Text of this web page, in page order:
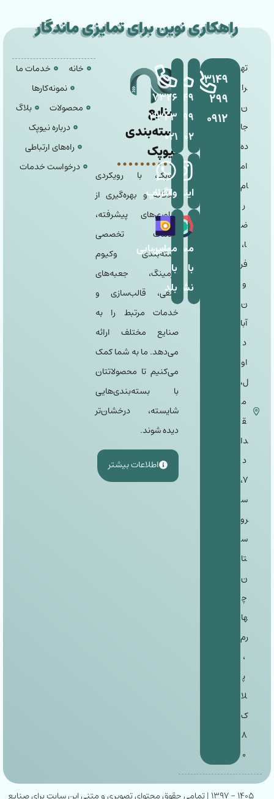
راهکاری نوین برای تمایزی ماندگار
صنایع
بسته‌بندی
نیوپک
نیوپک، با رویکردی
خلاقانه و بهره‌گیری از
فناوری‌های پیشرفته،
خدمات تخصصی
بسته‌بندی وکیوم
فرمینگ، جعبه‌های
طلقی، قالب‌سازی و
خدمات مرتبط را به
صنایع مختلف ارائه
می‌دهد. ما به شما کمک
می‌کنیم تا محصولاتتان
با بسته‌بندی‌هایی
شایسته، درخشان‌تر
دیده شوند.
اطلاعات بیشتر
ته
را
ن
جا
ده
ام
ام
ر
ض
ا،
فر
و
ن
آبا
د
او
ل،
م
ق
دا
د
٧،
س
رو
س
تا
ن
چ
ها
رم
،
پ
لا
ک
۸
۰
۳۱۴۹
۲۹۹
۰۹۱۲
۳۱۴۹
۲۹۹
۰۹۰۲
اینستاگرام
مسیریابی
با
نشان
۷۳۲۶
۳۳۴۳
۰۲۱
واتساپ
مسیریابی
با
بلد
خانه
خدمات ما
نمونه‌کارها
محصولات
بلاگ
درباره نیوپک
راه‌های ارتباطی
درخواست خدمات
۱۴۰۵ - ۱۳۹۷ | تمامی حقوق محتوای تصویری و متنی این سایت برای صنایع